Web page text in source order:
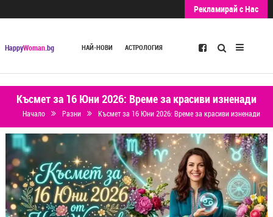
Рекламирай с Нас
HappyWoman.bg НАЙ-НОВИ АСТРОЛОГИЯ Търсене
Късмет за 16 Юни 2026: Време за красиви изненади
Начало Разни Късмет за 16 Юни 2026: Време за красиви изненади